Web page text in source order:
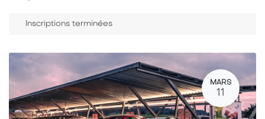
Inscriptions terminées
MARS
11